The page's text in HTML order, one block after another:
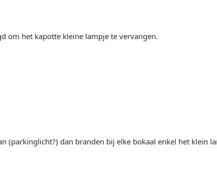
om het kapotte kleine lampje te vervangen.
(parkinglicht?) dan branden bij elke bokaal enkel het klein